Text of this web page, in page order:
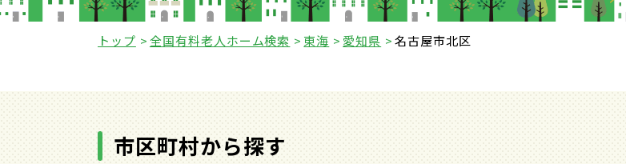
トップ 全国有料老人ホーム検索 東海 愛知県 名古屋市北区
市区町村から探す